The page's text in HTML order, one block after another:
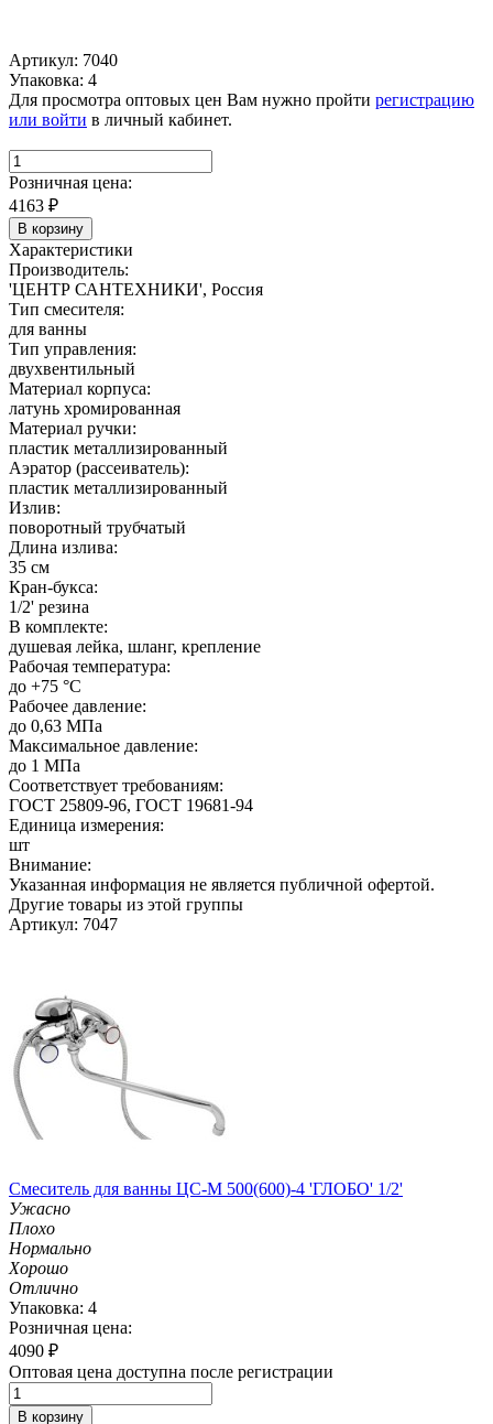
Артикул: 7040
Упаковка: 4
Для просмотра оптовых цен Вам нужно пройти регистрацию
или войти в личный кабинет.
Розничная цена:
4163 ₽
В корзину
Характеристики
Производитель:
'ЦЕНТР САНТЕХНИКИ', Россия
Тип смесителя:
для ванны
Тип управления:
двухвентильный
Материал корпуса:
латунь хромированная
Материал ручки:
пластик металлизированный
Аэратор (рассеиватель):
пластик металлизированный
Излив:
поворотный трубчатый
Длина излива:
35 см
Кран-букса:
1/2' резина
В комплекте:
душевая лейка, шланг, крепление
Рабочая температура:
до +75 °C
Рабочее давление:
до 0,63 МПа
Максимальное давление:
до 1 МПа
Соответствует требованиям:
ГОСТ 25809-96, ГОСТ 19681-94
Единица измерения:
шт
Внимание:
Указанная информация не является публичной офертой.
Другие товары из этой группы
Артикул: 7047
Смеситель для ванны ЦС-М 500(600)-4 'ГЛОБО' 1/2'
Ужасно
Плохо
Нормально
Хорошо
Отлично
Упаковка: 4
Розничная цена:
4090 ₽
Оптовая цена доступна после регистрации
В корзину